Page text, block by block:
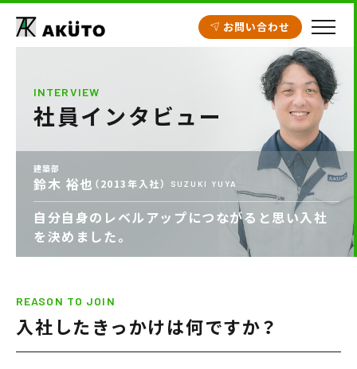
お問い合わせ
アクト建設の設計
施工実績
工場・倉庫
クリニック開業支援
商業施設
賃貸住宅
不動産情報
INTERVIEW
社員インタビュー
建築部
鈴木 裕也 （2013年入社） SUZUKI YUYA
自分自身のレベルアップにつながると思い入社
を決めました。
REASON TO JOIN
入社したきっかけは何ですか？